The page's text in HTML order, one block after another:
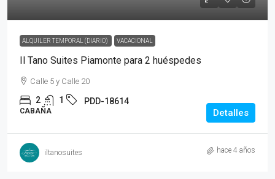
ALQUILER TEMPORAL (DIARIO) VACACIONAL
Il Tano Suites Piamonte para 2 huéspedes
Calle 5 y Calle 20
2 1 PDD-18614
CABAÑA Detalles
iltanosuites hace 4 años